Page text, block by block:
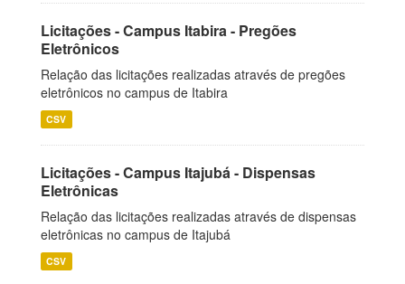
Licitações - Campus Itabira - Pregões
Eletrônicos
Relação das licitações realizadas através de pregões
eletrônicos no campus de Itabira
CSV
Licitações - Campus Itajubá - Dispensas
Eletrônicas
Relação das licitações realizadas através de dispensas
eletrônicas no campus de Itajubá
CSV